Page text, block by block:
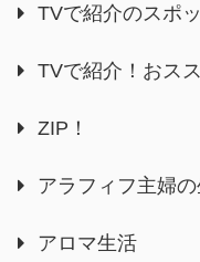
TVで紹介のスポ
TVで紹介！おス
ZIP！
アラフィフ主婦
アロマ生活